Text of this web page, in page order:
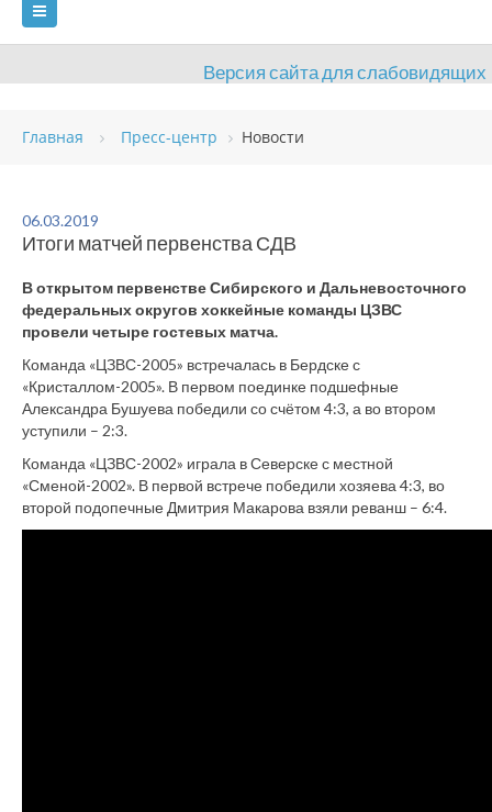
Версия сайта для слабовидящих
ГЛАВНАЯ СВЕДЕНИЯ ОБ УЧРЕЖДЕНИИ
ОБЪЕКТЫ
ПЛАТНЫЕ УСЛУГИ КОНТАКТЫ
Главная Пресс-центр Новости
06.03.2019
Итоги матчей первенства СДВ
В открытом первенстве Сибирского и Дальневосточного
федеральных округов хоккейные команды ЦЗВС
провели четыре гостевых матча.
Команда «ЦЗВС-2005» встречалась в Бердске с
«Кристаллом-2005». В первом поединке подшефные
Александра Бушуева победили со счётом 4:3, а во втором
уступили – 2:3.
Команда «ЦЗВС-2002» играла в Северске с местной
«Сменой-2002». В первой встрече победили хозяева 4:3, во
второй подопечные Дмитрия Макарова взяли реванш – 6:4.